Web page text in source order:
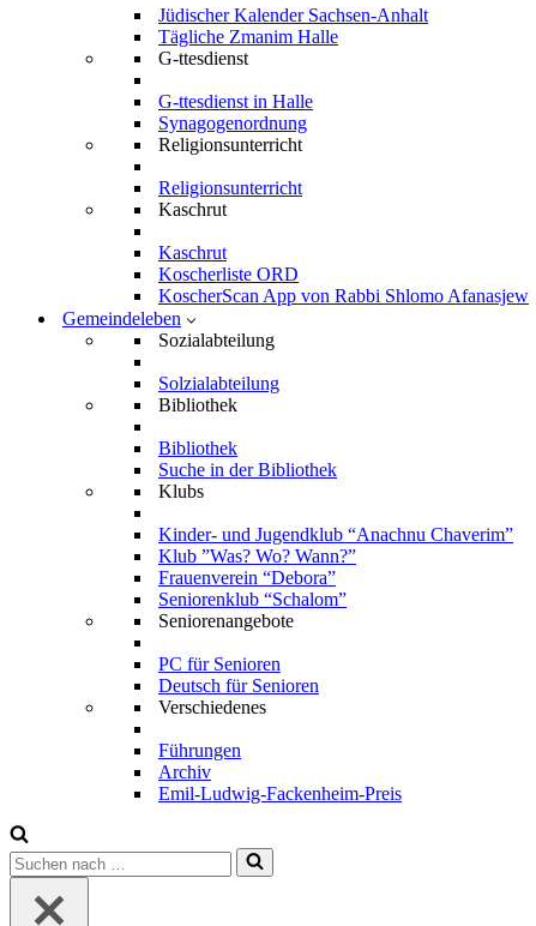
Jüdischer Kalender Sachsen-Anhalt
Tägliche Zmanim Halle
G-ttesdienst
G-ttesdienst in Halle
Synagogenordnung
Religionsunterricht
Religionsunterricht
Kaschrut
Kaschrut
Koscherliste ORD
KoscherScan App von Rabbi Shlomo Afanasjew
Gemeindeleben
Sozialabteilung
Solzialabteilung
Bibliothek
Bibliothek
Suche in der Bibliothek
Klubs
Kinder- und Jugendklub “Anachnu Chaverim”
Klub ”Was? Wo? Wann?”
Frauenverein “Debora”
Seniorenklub “Schalom”
Seniorenangebote
PC für Senioren
Deutsch für Senioren
Verschiedenes
Führungen
Archiv
Emil-Ludwig-Fackenheim-Preis
Suchen
nach …